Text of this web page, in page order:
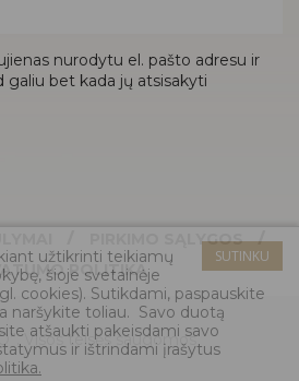
nurodytu el. pašto adresu ir
galiu bet kada jų atsisakyti
PIRKIMO SĄLYGOS /
POLITIKA
Visos teisės saugomos
SUTINKU
užtikrinti teikiamų
šioje svetainėje
cookies). Sutikdami, paspauskite
naršykite toliau. Savo duotą
atšaukti pakeisdami savo
ir ištrindami įrašytus